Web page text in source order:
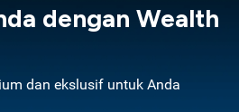
dengan Wealth
dan ekslusif untuk Anda